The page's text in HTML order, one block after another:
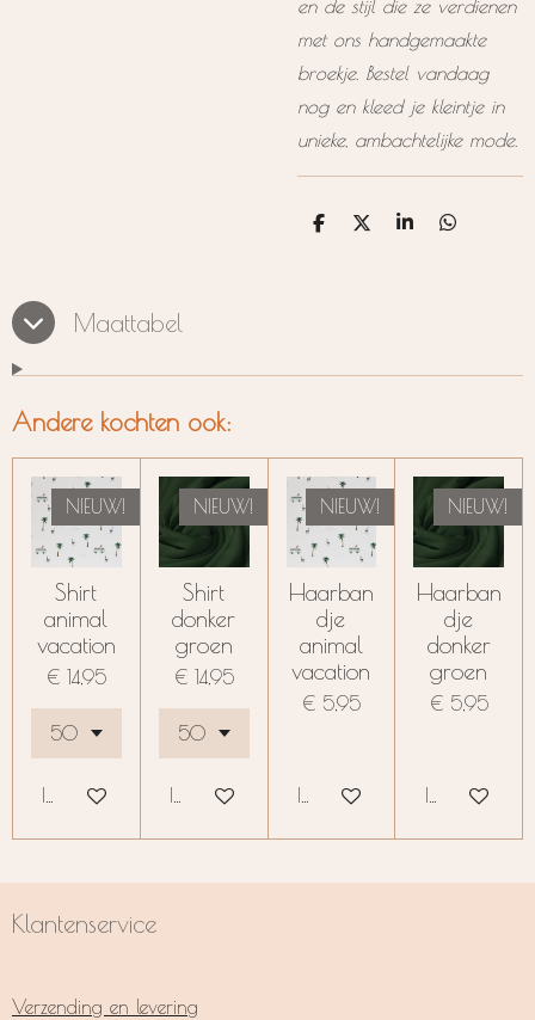
en de stijl die ze verdienen
met ons handgemaakte
broekje. Bestel vandaag
nog en kleed je kleintje in
unieke, ambachtelijke mode.
D
D
S
D
Maattabel
Andere kochten ook:
NIEUW!
Shirt
animal
vacation
€ 14,95
In winkelwagen
NIEUW!
Shirt
donker
groen
€ 14,95
In winkelwagen
NIEUW!
Haarban
dje
animal
vacation
€ 5,95
In winkelwagen
NIEUW!
Haarban
dje
donker
groen
€ 5,95
In
Klantenservice
Verzending en levering